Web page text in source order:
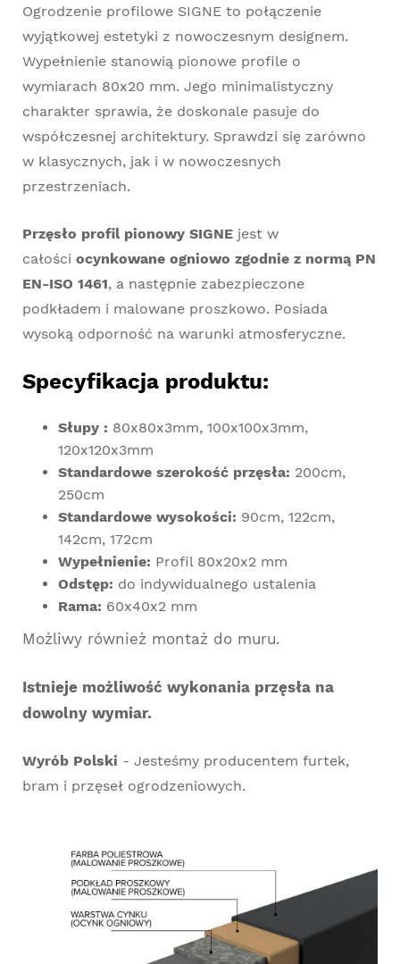
Ogrodzenie profilowe SIGNE to połączenie
wyjątkowej estetyki z nowoczesnym designem.
Wypełnienie stanowią pionowe profile o
wymiarach 80x20 mm. Jego minimalistyczny
charakter sprawia, że doskonale pasuje do
współczesnej architektury. Sprawdzi się zarówno
w klasycznych, jak i w nowoczesnych
przestrzeniach.
Przęsło profil pionowy SIGNE jest w
całości ocynkowane ogniowo zgodnie z normą PN
EN-ISO 1461, a następnie zabezpieczone
podkładem i malowane proszkowo. Posiada
wysoką odporność na warunki atmosferyczne.
Specyfikacja produktu:
Słupy : 80x80x3mm, 100x100x3mm,
120x120x3mm
Standardowe szerokość przęsła: 200cm,
250cm
Standardowe wysokości: 90cm, 122cm,
142cm, 172cm
Wypełnienie: Profil 80x20x2 mm
Odstęp: do indywidualnego ustalenia
Rama: 60x40x2 mm
Możliwy również montaż do muru.
Istnieje możliwość wykonania przęsła na
dowolny wymiar.
Wyrób Polski - Jesteśmy producentem furtek,
bram i przęseł ogrodzeniowych.